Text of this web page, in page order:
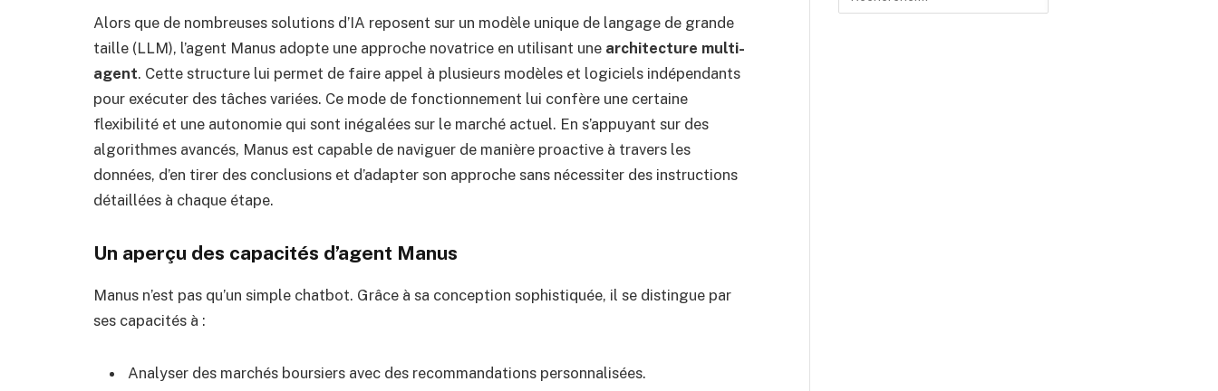
Alors que de nombreuses solutions d’IA reposent sur un modèle unique de langage de grande
taille (LLM), l’agent Manus adopte une approche novatrice en utilisant une architecture multi-
agent. Cette structure lui permet de faire appel à plusieurs modèles et logiciels indépendants
pour exécuter des tâches variées. Ce mode de fonctionnement lui confère une certaine
flexibilité et une autonomie qui sont inégalées sur le marché actuel. En s’appuyant sur des
algorithmes avancés, Manus est capable de naviguer de manière proactive à travers les
données, d’en tirer des conclusions et d’adapter son approche sans nécessiter des instructions
détaillées à chaque étape.
Un aperçu des capacités d’agent Manus
Manus n’est pas qu’un simple chatbot. Grâce à sa conception sophistiquée, il se distingue par
ses capacités à :
Analyser des marchés boursiers avec des recommandations personnalisées.